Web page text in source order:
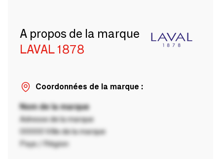
A propos de la marque
LAVAL 1878
Coordonnées de la marque :
Nom de la marque
Adresse de la marque
00000 Ville de la marque
Pays / Région